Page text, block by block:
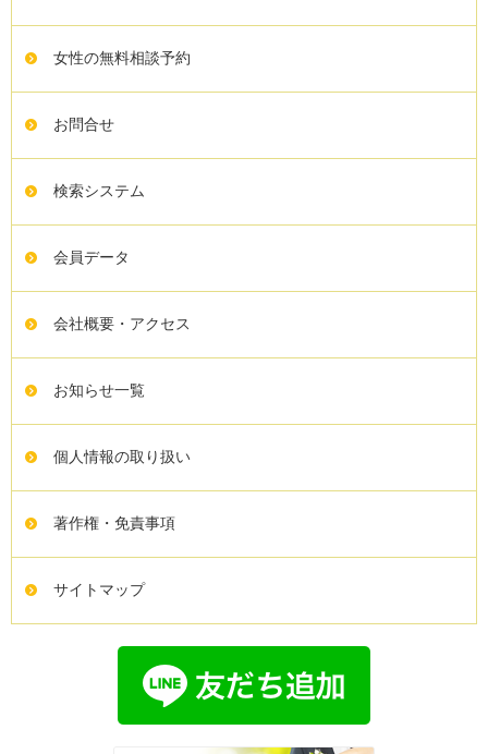
女性の無料相談予約
お問合せ
検索システム
会員データ
会社概要・アクセス
お知らせ一覧
個人情報の取り扱い
著作権・免責事項
サイトマップ